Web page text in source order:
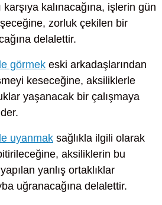
kalınacağına, işlerin gün
zorluk çekilen bir
delalettir.
görmek eski arkadaşlarından
keseceğine, aksiliklerle
yaşanacak bir çalışmaya
uyanmak sağlıkla ilgili olarak
aksiliklerin bu
yanlış ortaklıklar
uğranacağına delalettir.